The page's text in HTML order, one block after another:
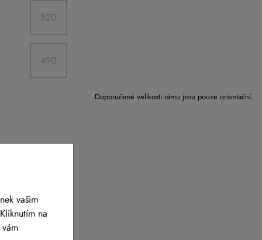
520
490
Doporučené velikosti rámu jsou pouze orientační.
vašim
na